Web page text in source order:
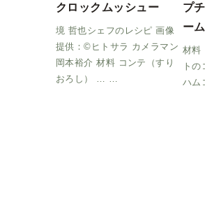
クロックムッシュー
境 哲也シェフのレシピ 画像
提供：©ヒトサラ カメラマン
岡本裕介 材料 コンテ（すり
おろし） … …
プ
ー
材料
ト
ハム